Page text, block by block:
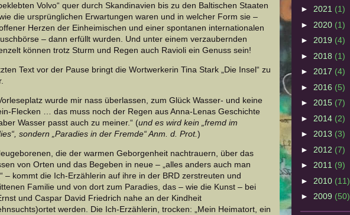
beklebten Volvo“ quer durch Skandinavien bis zu den Baltischen Staaten
die ursprünglichen Erwartungen waren und in welcher Form sie –
Herzen der Einheimischen und einer spontanen internationalen
– dann erfüllt wurden. Und unter einem verzaubernden
können trotz Sturm und Regen auch Ravioli ein Genuss sein!
Text vor der Pause bringt die Wortwerkerin Tina Stark „Die Insel“ zu
Vorleseplatz wurde mir nass überlassen, zum Glück Wasser- und keine
Flecken … das muss noch der Regen aus Anna-Lenas Geschichte
Wasser passt auch zu meiner.“ (und es wird kein „fremd im
sondern „Paradies in der Fremde“ Anm. d. Prot.)
die der warmen Geborgenheit nachtrauern, über das
von Orten und das Begeben in neue – „alles anders auch man
– kommt die Ich-Erzählerin auf ihre in der BRD zerstreuten und
Familie und von dort zum Paradies, das – wie die Kunst – bei
und Caspar David Friedrich nahe an der Kindheit
werden. Die Ich-Erzählerin, trocken: „Mein Heimatort, ein
► 2021 (1)
► 2020 (1)
► 2019 (4)
► 2018 (1)
► 2017 (4)
► 2016 (5)
► 2015 (7)
► 2014 (2)
► 2013 (3)
► 2012 (7)
► 2011 (9)
► 2010 (11)
► 2009 (50)